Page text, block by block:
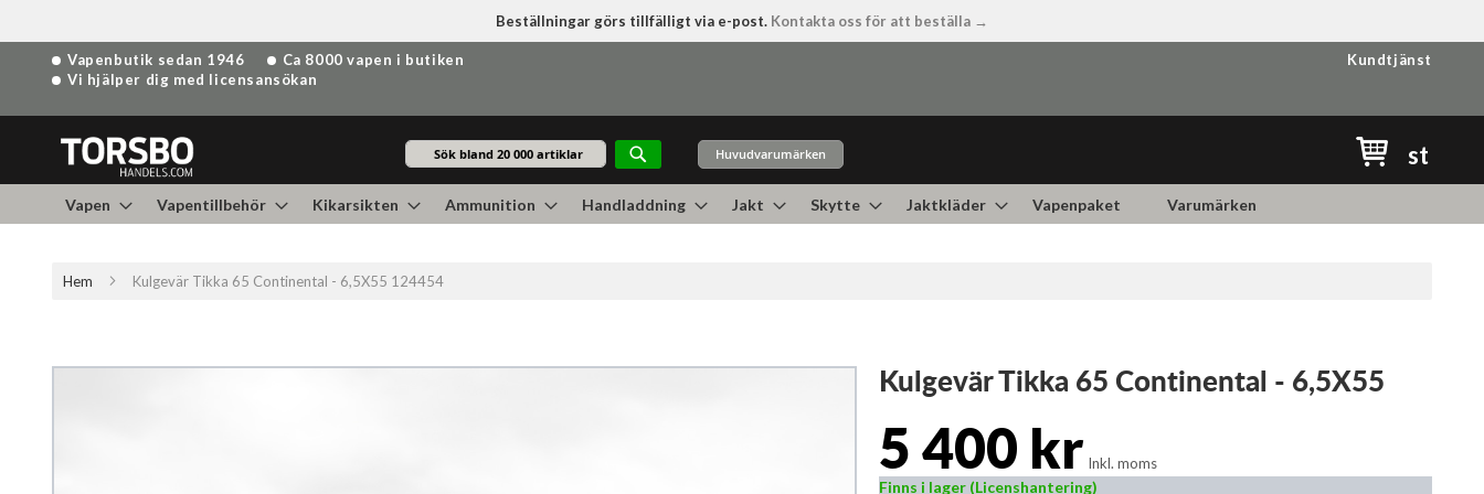
Beställningar görs tillfälligt via e-post. Kontakta oss för att beställa →
Hoppa
till
Vapenbutik sedan 1946
Ca 8000 vapen i butiken
Vi hjälper dig med licensansökan
Kundtjänst
Sök
Huvudvarumärken st
Vapen Vapentillbehör Kikarsikten Ammunition Handladdning Jakt Skytte Jaktkläder Vapenpaket Varumärken
Hem Kulgevär Tikka 65 Continental - 6,5X55 124454
Kulgevär Tikka 65 Continental - 6,5X55
5 400 kr Inkl. moms
Finns i lager (Licenshantering)